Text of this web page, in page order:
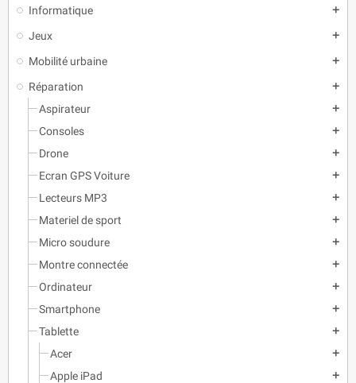
Informatique add
Jeux add
Mobilité urbaine add
Réparation add
Aspirateur add
Consoles add
Drone add
Ecran GPS Voiture add
Lecteurs MP3 add
Materiel de sport add
Micro soudure add
Montre connectée add
Ordinateur add
Smartphone add
Tablette add
Acer add
Apple iPad add